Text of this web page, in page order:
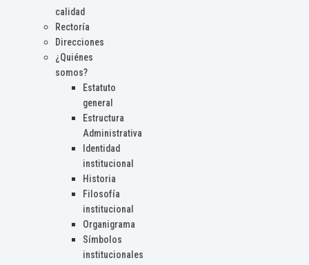
calidad
Rectoría
Direcciones
¿Quiénes
somos?
Estatuto
general
Estructura
Administrativa
Identidad
institucional
Historia
Filosofía
institucional
Organigrama
Símbolos
institucionales